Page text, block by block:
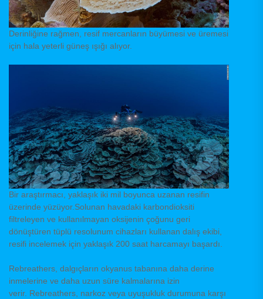
Derinliğine rağmen, resif mercanların büyümesi ve üremesi
için hala yeterli güneş ışığı alıyor.
Bir araştırmacı, yaklaşık iki mil boyunca uzanan resifin
üzerinde yüzüyor.Solunan havadaki karbondioksiti
filtreleyen ve kullanılmayan oksijenin çoğunu geri
dönüştüren tüplü resolunum cihazları kullanan dalış ekibi,
resifi incelemek için yaklaşık 200 saat harcamayı başardı.
Rebreathers, dalgıçların okyanus tabanına daha derine
inmelerine ve daha uzun süre kalmalarına izin
verir. Rebreathers, narkoz veya uyuşukluk durumuna karşı